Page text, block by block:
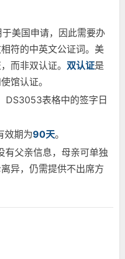
美国申请，因此需要办
符的中英文公证词。美
而非双认证。 双认证是
馆认证。
DS3053表格中的签字日
效期为90天。
有父亲信息，母亲可单独
异，仍需提供不出席方